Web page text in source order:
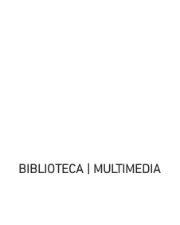
BIBLIOTECA | MULTIMEDIA